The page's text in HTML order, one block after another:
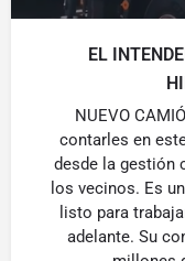
EL
NUEVO
contarles en
desde la gestión
los vecinos. Es
listo para
adelante. Su